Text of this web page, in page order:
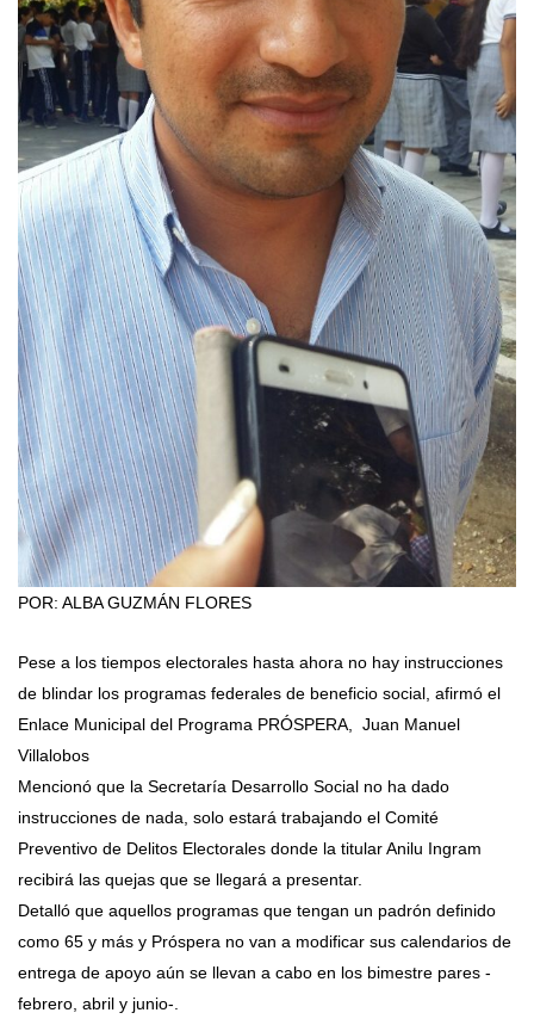
POR: ALBA GUZMÁN FLORES
Pese a los tiempos electorales hasta ahora no hay instrucciones
de blindar los programas federales de beneficio social, afirmó el
Enlace Municipal del Programa PRÓSPERA, Juan Manuel
Villalobos
Mencionó que la Secretaría Desarrollo Social no ha dado
instrucciones de nada, solo estará trabajando el Comité
Preventivo de Delitos Electorales donde la titular Anilu Ingram
recibirá las quejas que se llegará a presentar.
Detalló que aquellos programas que tengan un padrón definido
como 65 y más y Próspera no van a modificar sus calendarios de
entrega de apoyo aún se llevan a cabo en los bimestre pares -
febrero, abril y junio-.